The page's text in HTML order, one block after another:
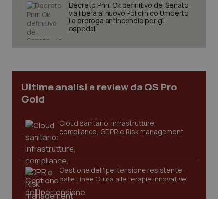
Decreto Pnrr. Ok definitivo del Senato:
via libera al nuovo Policlinico Umberto
I e proroga antincendio per gli
ospedali
Ultime analisi e review da QS Pro
Gold
Cloud sanitario: infrastrutture,
compliance, GDPR e Risk management
Gestione dell'Ipertensione resistente:
dalle Linee Guida alle terapie innovative
Necessari Statistici Marketing
I cookie necessari contribuiscono a rendere fruibile il
sito web abilitandone funzionalità di base quali la
navigazione sulle pagine e l'accesso alle aree
VISITOR_PRIVACY_METADATA
YouTube